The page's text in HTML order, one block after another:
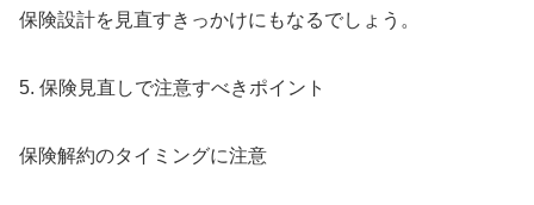
保険設計を見直すきっかけにもなるでしょう。
5. 保険見直しで注意すべきポイント
保険解約のタイミングに注意